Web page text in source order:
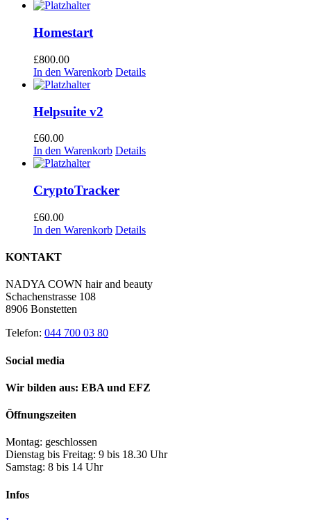
Homestart
£800.00
In den Warenkorb Details
Helpsuite v2
£60.00
In den Warenkorb Details
CryptoTracker
£60.00
In den Warenkorb Details
KONTAKT
NADYA COWN hair and beauty
Schachenstrasse 108
8906 Bonstetten
Telefon: 044 700 03 80
Social media
Wir bilden aus: EBA und EFZ
Öffnungszeiten
Montag: geschlossen
Dienstag bis Freitag: 9 bis 18.30 Uhr
Samstag: 8 bis 14 Uhr
Infos